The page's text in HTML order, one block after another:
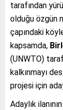
tarafından
olduğu özgün
çapındaki
kapsamda,
(UNWTO)
kalkınmayı
projesi için
Adaylık